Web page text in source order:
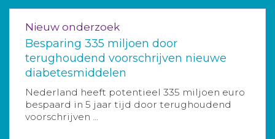
Nieuw onderzoek
Besparing 335 miljoen door
terughoudend voorschrijven nieuwe
diabetesmiddelen
Nederland heeft potentieel 335 miljoen euro
bespaard in 5 jaar tijd door terughoudend
voorschrijven ...